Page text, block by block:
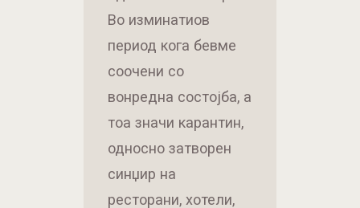
Во изминатиов
период кога бевме
соочени со
вонредна состојба, а
тоа значи карантин,
односно затворен
синџир на
ресторани, хотели,